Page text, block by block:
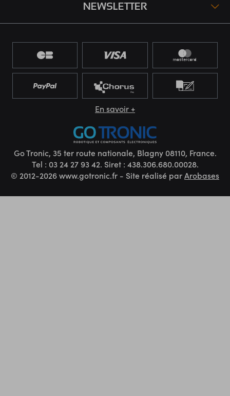
NEWSLETTER
En savoir +
Go Tronic, 35 ter route nationale, Blagny 08110, France.
Tel : 03 24 27 93 42. Siret : 438.306.680.00028.
© 2012-2026 www.gotronic.fr - Site réalisé parArobases